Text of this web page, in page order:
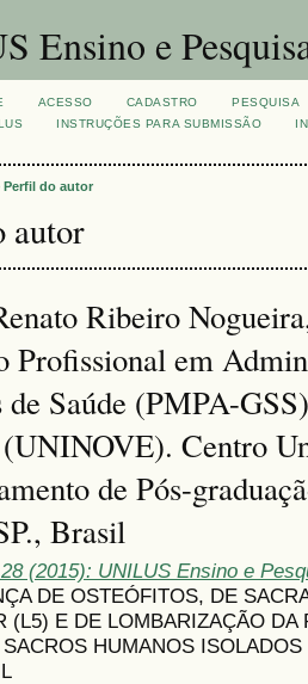
Ensino e
ACESSO CADASTRO
PESQUISA
INSTRUÇÕES PARA SUBMISSÃO
Perfil do autor
autor
Ribeiro
Profissional em
de Saúde (PMPA-
Centro
de Pós-
Brasil
(2015): UNILUS Ensino e
DE OSTEÓFITOS, DE
(L5) E DE LOMBARIZAÇÃO DA
HUMANOS